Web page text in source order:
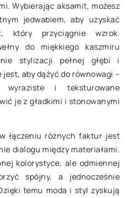
Wybierając aksamit, możesz
jedwabiem, aby uzyskać
który przyciągnie wzrok.
do miękkiego kaszmiru
stylizacji pełnej głębi i
aby dążyć do równowagi –
wyraziste i teksturowane
je z gładkimi i stonowanymi
łączeniu różnych faktur jest
dialogu między materiałami.
kolorystyce, ale odmiennej
spójny, a jednocześnie
temu moda i styl zyskują